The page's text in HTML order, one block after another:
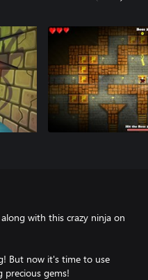
along with this crazy ninja on
But now it's time to use
precious gems!